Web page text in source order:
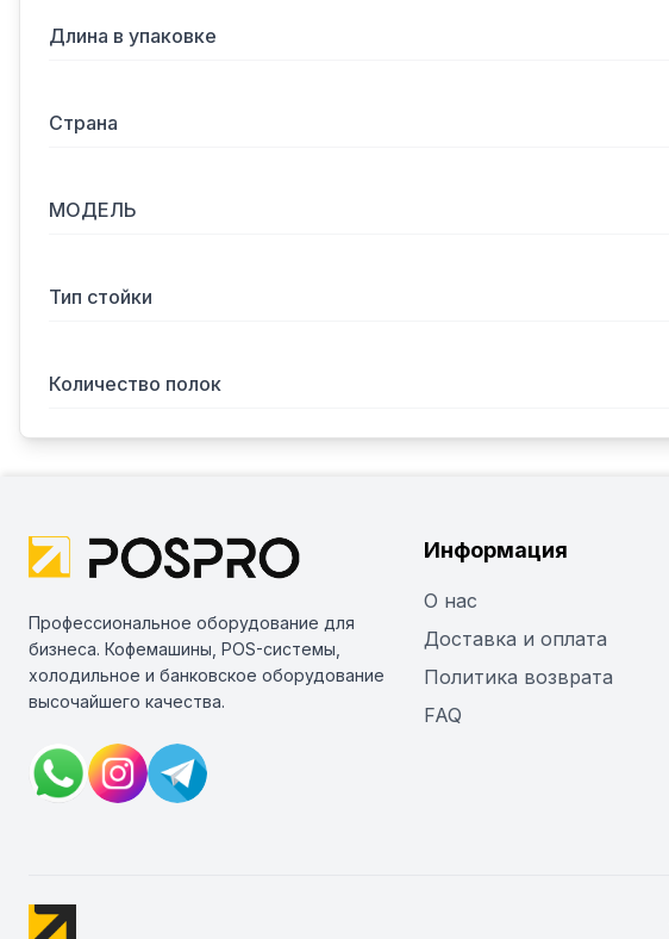
Длина в упаковке
Страна
МОДЕЛЬ
Тип стойки
Количество полок
Профессиональное оборудование для
бизнеса. Кофемашины, POS-системы,
холодильное и банковское оборудование
высочайшего качества.
Информация
О нас
Доставка и оплата
Политика возврата
FAQ